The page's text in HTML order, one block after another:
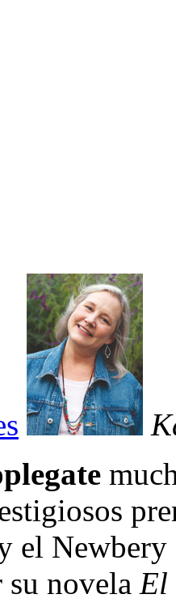
el
novela El